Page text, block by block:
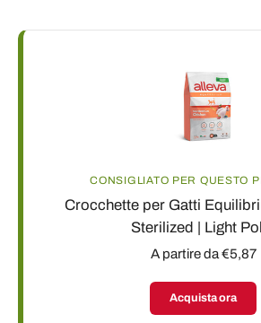
CONSIGLIATO PER QUESTO
Crocchette per Gatti
Sterilized | Light
A partire da €5,87
Acquista ora